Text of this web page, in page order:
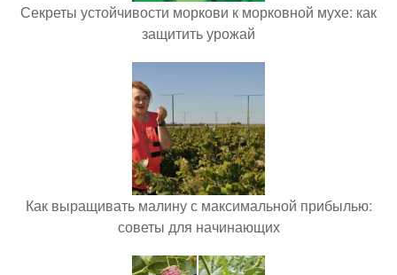
Секреты устойчивости моркови к морковной мухе: как
защитить урожай
Как выращивать малину с максимальной прибылью:
советы для начинающих